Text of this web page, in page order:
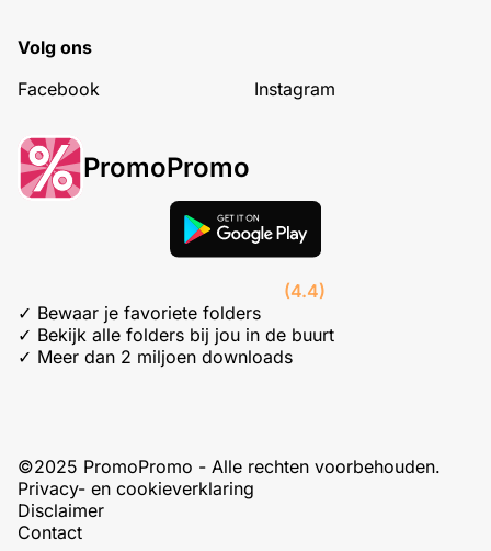
Volg ons
Facebook
Instagram
PromoPromo
(4.4)
✓ Bewaar je favoriete folders
✓ Bekijk alle folders bij jou in de buurt
✓ Meer dan 2 miljoen downloads
©2025 PromoPromo - Alle rechten voorbehouden.
Privacy- en cookieverklaring
Disclaimer
Contact